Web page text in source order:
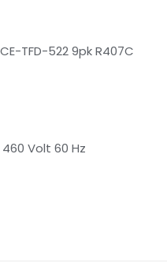
TFD-522 9pk R407C
Volt 60 Hz